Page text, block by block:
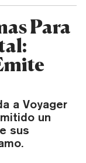
Para
a Voyager
un
sus